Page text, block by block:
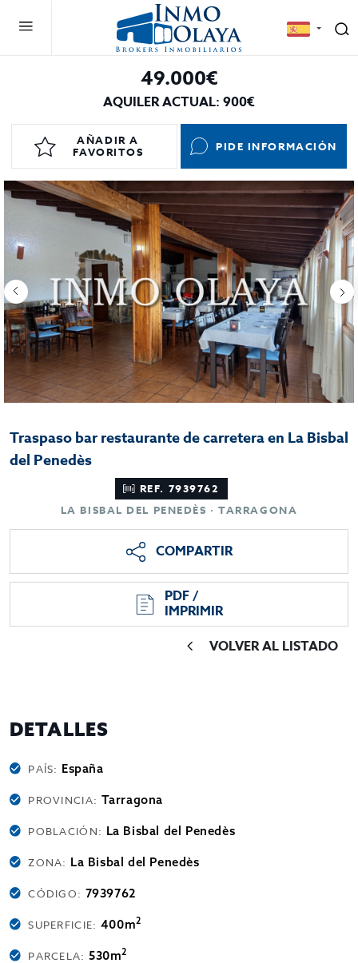
49.000€
AQUILER ACTUAL: 900€
AÑADIR A
FAVORITOS
PIDE INFORMACIÓN
Traspaso bar restaurante de carretera en La Bisbal
del Penedès
REF. 7939762
LA BISBAL DEL PENEDÈS · TARRAGONA
COMPARTIR
PDF /
IMPRIMIR
VOLVER AL LISTADO
DETALLES
PAÍS: España
PROVINCIA: Tarragona
POBLACIÓN: La Bisbal del Penedès
ZONA: La Bisbal del Penedès
CÓDIGO: 7939762
SUPERFICIE: 400m2
PARCELA: 530m2